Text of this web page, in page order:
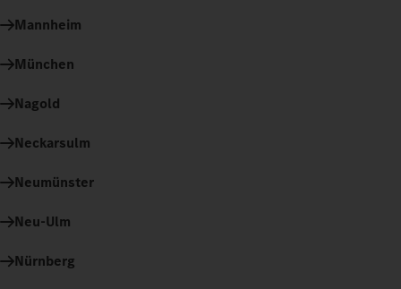
Mannheim
München
Nagold
Neckarsulm
Neumünster
Neu-Ulm
Nürnberg